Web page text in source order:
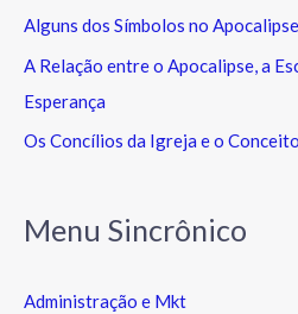
Alguns dos Símbolos no Apocalipse
A Relação entre o Apocalipse, a
Esperança
Os Concílios da Igreja e o
Menu Sincrônico
Administração e Mkt